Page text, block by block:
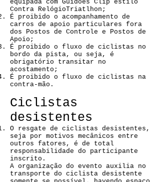
equipada com Guidões Clip estilo
Contra RelógioTriatlhon;
É proibido o acompanhamento de
carros de apoio particulares fora
dos Postos de Controle e Postos de
Apoio;
É proibido o fluxo de ciclistas no
bordo da pista, ou seja, é
obrigatório transitar no
acostamento;
É proibido o fluxo de ciclistas na
contra-mão.
Ciclistas
desistentes
O resgate de ciclistas desistentes,
seja por motivos mecânicos entre
outros fatores, é de total
responsabilidade do participante
inscrito.
A organização do evento auxilia no
transporte do ciclista desistente